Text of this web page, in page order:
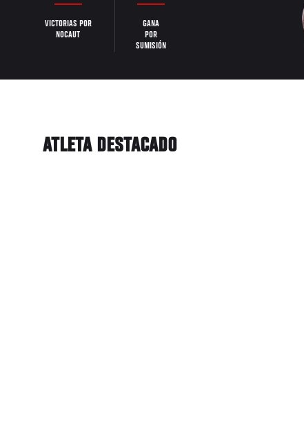
VICTORIAS POR
NOCAUT
GANA
POR
SUMISIÓN
ATLETA DESTACADO